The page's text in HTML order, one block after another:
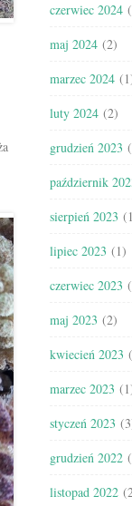
czerwiec 2024
maj 2024 (2)
marzec 2024
luty 2024 (2)
grudzień 2023
październik
sierpień 2023
lipiec 2023 (1)
czerwiec 2023
maj 2023 (2)
kwiecień 2023
marzec 2023
styczeń 2023
grudzień 2022
listopad 2022